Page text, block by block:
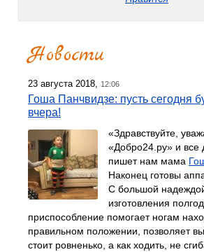
Новости
23 августа 2018, 12:06
Гоша Панчвидзе: пусть сегодня
вчера!
«Здравствуйте,
«Добро24.ру» и
пишет нам мама
Наконец готовы
С большой
изготовления
приспособление помогает ногам
правильном положении, позволяет
стоит ровненько, а как ходить, не